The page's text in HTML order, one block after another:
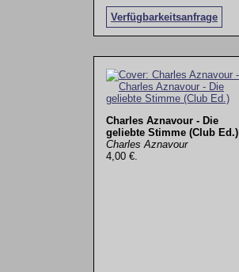
Verfügbarkeitsanfrage
Charles Aznavour - Die
geliebte Stimme (Club Ed.)
Charles Aznavour
4,00 €.